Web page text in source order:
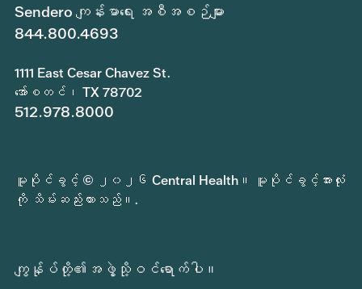
Sendero ကျန်းမာရေး အစီအစဉ်များ
844.800.4693
1111 East Cesar Chavez St.
အော်စတင်၊ TX 78702
512.978.8000
မူပိုင်ခွင့် © ၂၀၂၆ Central Health။ မူပိုင်ခွင့်အားလုံး
ကို သိမ်းဆည်းထားသည်။.
ကျွန်ုပ်တို့၏အဖွဲ့သို့ဝင်ရောက်ပါ။